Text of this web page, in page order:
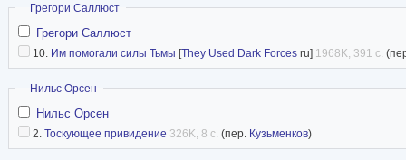
Скрыть
Грегори Саллюст
Грегори Саллюст
10. Им помогали силы Тьмы [They Used Dark Forces ru] 1968K, 391 с.
Скрыть
Нильс Орсен
Нильс Орсен
2. Тоскующее привидение 326K, 8 с. (пер. Кузьменков)